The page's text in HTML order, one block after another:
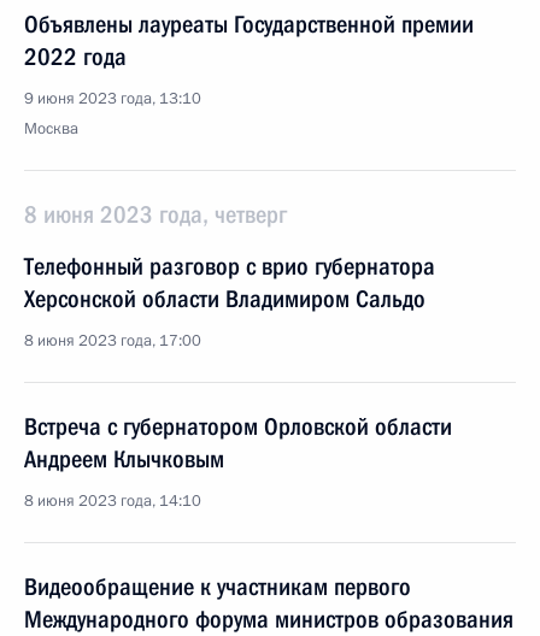
Объявлены лауреаты Государственной премии
2022 года
9 июня 2023 года, 13:10
Москва
8 июня 2023 года, четверг
Телефонный разговор с врио губернатора
Херсонской области Владимиром Сальдо
8 июня 2023 года, 17:00
Встреча с губернатором Орловской области
Андреем Клычковым
8 июня 2023 года, 14:10
Видеообращение к участникам первого
Международного форума министров образования